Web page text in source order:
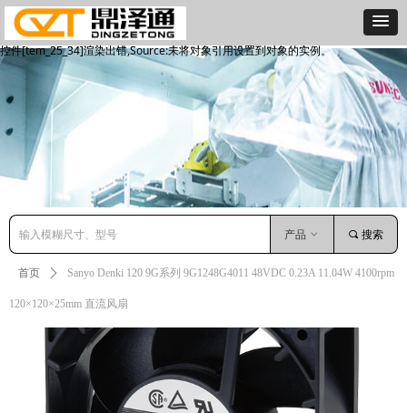
控件[tem_25_34]渲染出错,Source:未将对象引用设置到对象的实例。
首页 ꄲ Sanyo Denki 120 9G系列 9G1248G4011 48VDC 0.23A 11.04W 4100rpm
120×120×25mm 直流风扇
끠 搜索
产品 ꀁ
控件[tem_25_34]渲染出错,Source:未将对象引用设置到对象的实例。